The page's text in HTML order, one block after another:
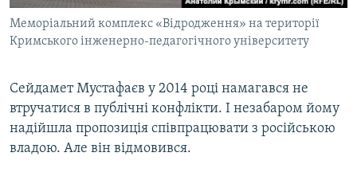
Меморіальний комплекс «Відродження» на території
Кримського інженерно-педагогічного університету
Сейдамет Мустафаєв у 2014 році намагався не
втручатися в публічні конфлікти. І незабаром йому
надійшла пропозиція співпрацювати з російською
владою. Але він відмовився.